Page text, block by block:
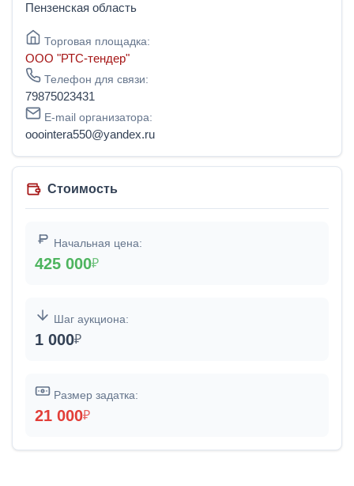
Пензенская область
Торговая площадка:
ООО "РТС-тендер"
Телефон для связи:
79875023431
E-mail организатора:
ooointera550@yandex.ru
Стоимость
Начальная цена:
425 000₽
Шаг аукциона:
1 000₽
Размер задатка:
21 000₽